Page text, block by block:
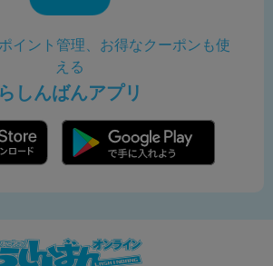
イント管理、お得なクーポンも使
える
らしんばんアプリ